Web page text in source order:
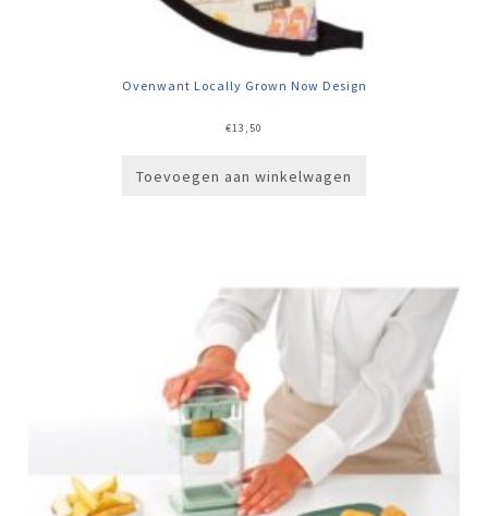
Ovenwant Locally Grown Now Design
€13,50
Toevoegen aan winkelwagen